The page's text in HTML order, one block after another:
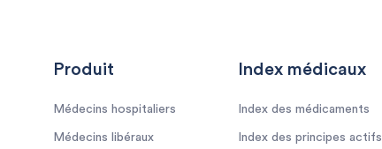
Produit
Médecins hospitaliers
Médecins libéraux
Index médicaux
Index des médicaments
Index des principes actifs